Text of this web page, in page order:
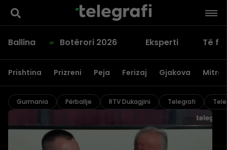
Ballina Botërori 2026 Eksperti Të
Prishtina Prizreni Peja Ferizaj Gjakova
Gurmania Përballje RTV Dukagjini Telegrafi